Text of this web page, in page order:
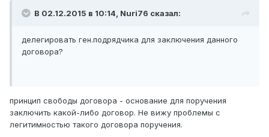
В 02.12.2015 в 10:14, Nuri76 сказал:
делегировать ген.подрядчика для заключения данного
договора?
принцип свободы договора - основание для поручения
заключить какой-либо договор. Не вижу проблемы с
легитимностью такого договора поручения.